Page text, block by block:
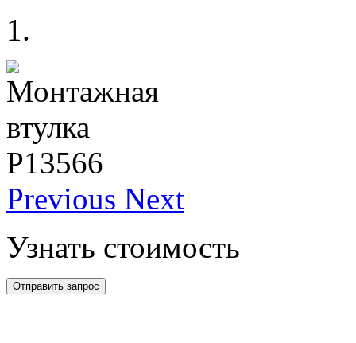
Previous Next
Узнать стоимость
Отправить запрос